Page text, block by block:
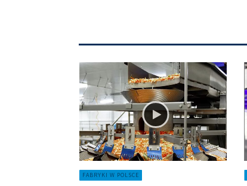
FABRYKI W POLSCE